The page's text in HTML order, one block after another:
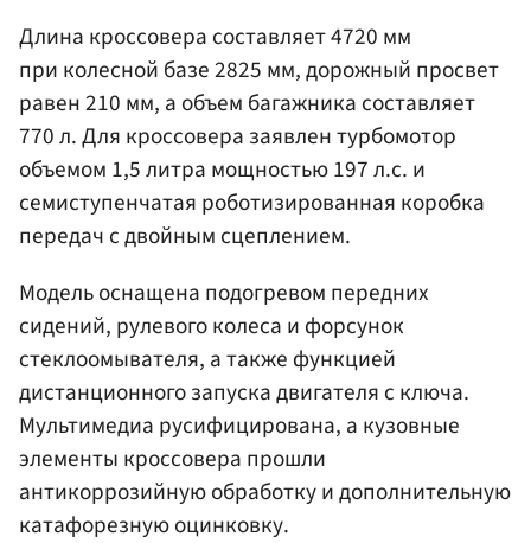
Длина кроссовера составляет 4720 мм
при колесной базе 2825 мм, дорожный просвет
равен 210 мм, а объем багажника составляет
770 л. Для кроссовера заявлен турбомотор
объемом 1,5 литра мощностью 197 л.с. и
семиступенчатая роботизированная коробка
передач с двойным сцеплением.
Модель оснащена подогревом передних
сидений, рулевого колеса и форсунок
стеклоомывателя, а также функцией
дистанционного запуска двигателя с ключа.
Мультимедиа русифицирована, а кузовные
элементы кроссовера прошли
антикоррозийную обработку и дополнительную
катафорезную оцинковку.